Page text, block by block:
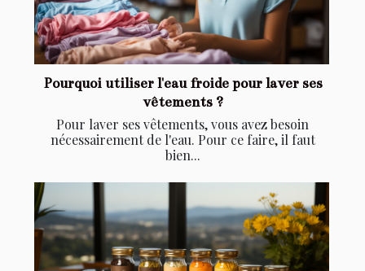
Pourquoi utiliser l'eau froide pour laver ses
vêtements ?
Pour laver ses vêtements, vous avez besoin
nécessairement de l'eau. Pour ce faire, il faut
bien...